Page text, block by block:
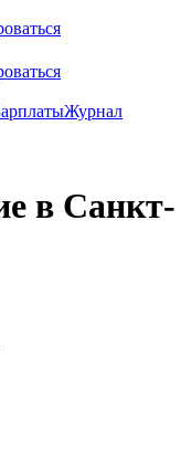
Журнал
в Санкт-